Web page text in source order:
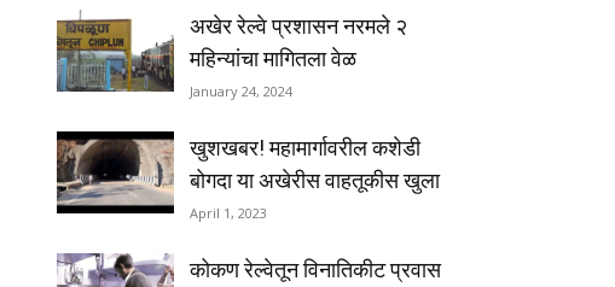
अखेर रेल्वे प्रशासन नरमले २
महिन्यांचा मागितला वेळ
January 24, 2024
खुशखबर! महामार्गावरील कशेडी
बोगदा या अखेरीस वाहतूकीस खुला
April 1, 2023
कोकण रेल्वेतून विनातिकीट प्रवास